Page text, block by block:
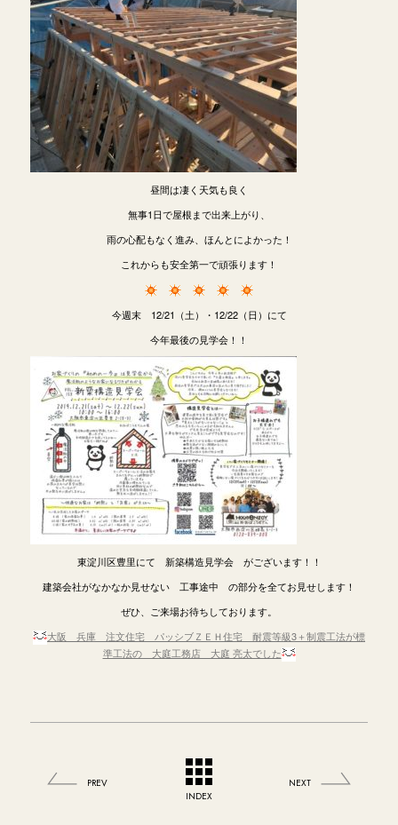
昼間は凄く天気も良く
無事1日で屋根まで出来上がり、
雨の心配もなく進み、ほんとによかった！
これからも安全第一で頑張ります！
今週末 12/21（土）・12/22（日）にて
今年最後の見学会！！
東淀川区豊里にて 新築構造見学会 がございます！！
建築会社がなかなか見せない 工事途中 の部分を全てお見せします！
ぜひ、ご来場お待ちしております。
大阪 兵庫 注文住宅 パッシブＺＥＨ住宅 耐震等級3＋制震工法が標
準工法の 大庭工務店 大庭 亮太でした
PREV
INDEX
NEXT